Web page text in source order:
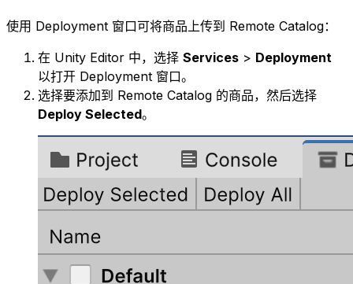
使用 Deployment 窗口可将商品上传到 Remote Catalog：
在 Unity Editor 中，选择 Services > Deployment
以打开 Deployment 窗口。
选择要添加到 Remote Catalog 的商品，然后选择
Deploy Selected。